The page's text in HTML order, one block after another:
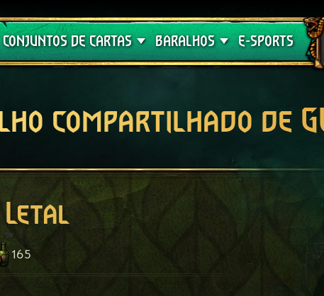
CONJUNTOS DE CARTAS
Crimson Curse
BARALHOS
Guia de Baralhos
E-SPORTS
compartilhado de
Letal
165